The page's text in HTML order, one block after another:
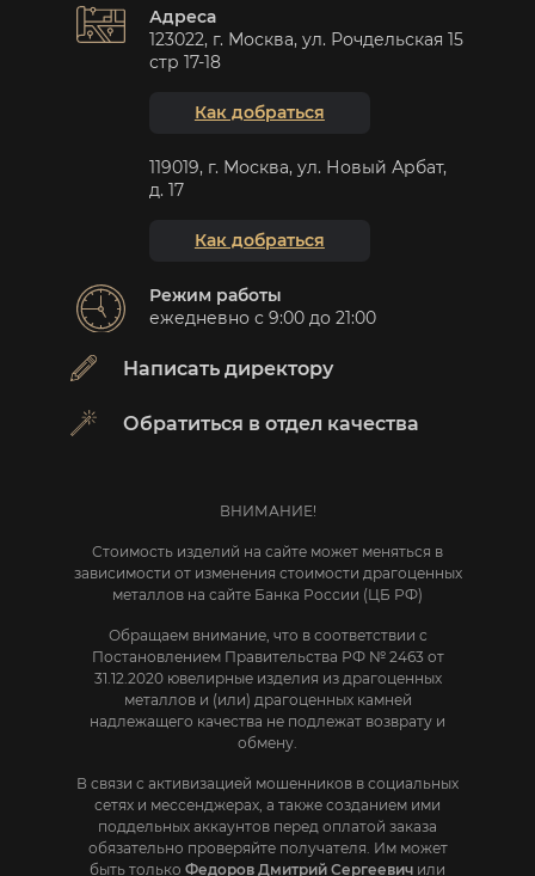
Адреса
123022, г. Москва, ул. Рочдельская 15
стр 17-18
Как добраться
119019, г. Москва, ул. Новый Арбат,
д. 17
Как добраться
Режим работы
ежедневно с 9:00 до 21:00
Написать директору
Обратиться в отдел качества
ВНИМАНИЕ!
Стоимость изделий на сайте может меняться в
зависимости от изменения стоимости драгоценных
металлов на сайте Банка России (ЦБ РФ)
Обращаем внимание, что в соответствии с
Постановлением Правительства РФ № 2463 от
31.12.2020 ювелирные изделия из драгоценных
металлов и (или) драгоценных камней
надлежащего качества не подлежат возврату и
обмену.
В связи с активизацией мошенников в социальных
сетях и мессенджерах, а также созданием ими
поддельных аккаунтов перед оплатой заказа
обязательно проверяйте получателя. Им может
быть только Федоров Дмитрий Сергеевич или